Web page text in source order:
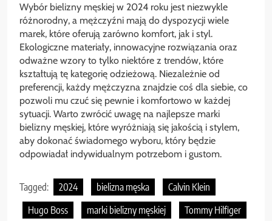
Wybór bielizny męskiej w 2024 roku jest niezwykle
różnorodny, a mężczyźni mają do dyspozycji wiele
marek, które oferują zarówno komfort, jak i styl.
Ekologiczne materiały, innowacyjne rozwiązania oraz
odważne wzory to tylko niektóre z trendów, które
kształtują tę kategorię odzieżową. Niezależnie od
preferencji, każdy mężczyzna znajdzie coś dla siebie, co
pozwoli mu czuć się pewnie i komfortowo w każdej
sytuacji. Warto zwrócić uwagę na najlepsze marki
bielizny męskiej, które wyróżniają się jakością i stylem,
aby dokonać świadomego wyboru, który będzie
odpowiadał indywidualnym potrzebom i gustom.
Tagged: 2024 bielizna męska
Calvin Klein
Hugo Boss
marki bielizny męskiej Tommy Hilfiger